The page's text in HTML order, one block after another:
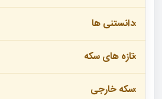
دانستنی ها
تازه های سکه
سکه خارجی